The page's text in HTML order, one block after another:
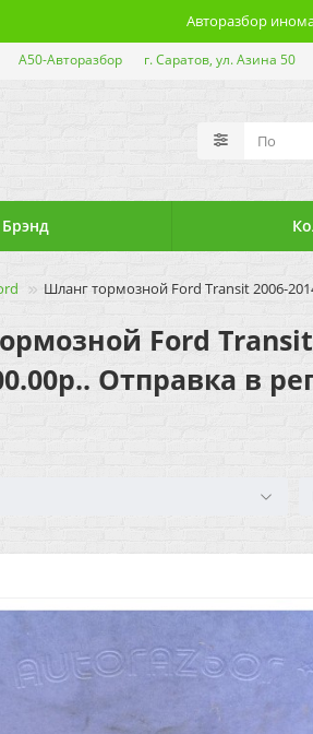
Авторазбор
А50-Авторазбор г. Саратов, ул. Азина 50
Брэнд
Шланг тормозной Ford Transit 2006-
Ford Transit
Отправка в